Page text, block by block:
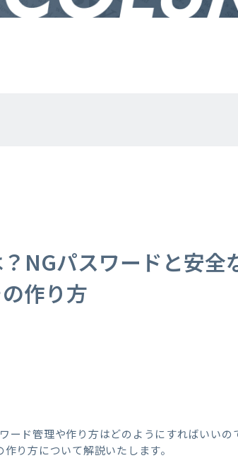
NGパスワードと安全
作り方
ード管理や作り方はどのようにすればいいの
り方について解説いたします。